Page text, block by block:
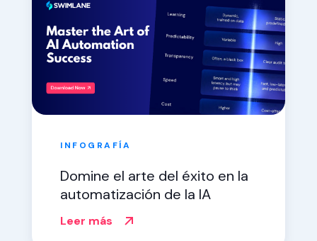
INFOGRAFÍA
Domine el arte del éxito en la
automatización de la IA
Leer más